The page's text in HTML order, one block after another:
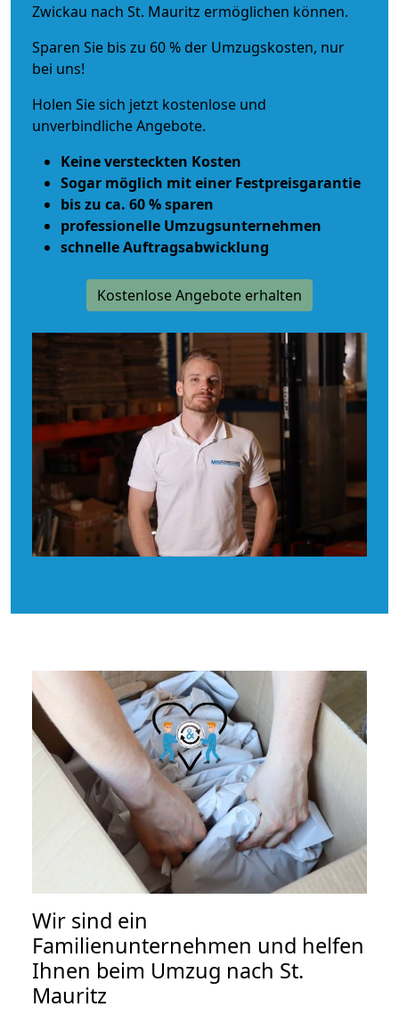
Zwickau nach St. Mauritz ermöglichen können.
Sparen Sie bis zu 60 % der Umzugskosten, nur
bei uns!
Holen Sie sich jetzt kostenlose und
unverbindliche Angebote.
Keine versteckten Kosten
Sogar möglich mit einer Festpreisgarantie
bis zu ca. 60 % sparen
professionelle Umzugsunternehmen
schnelle Auftragsabwicklung
Kostenlose Angebote erhalten
Wir sind ein
Familienunternehmen und helfen
Ihnen beim Umzug nach St.
Mauritz